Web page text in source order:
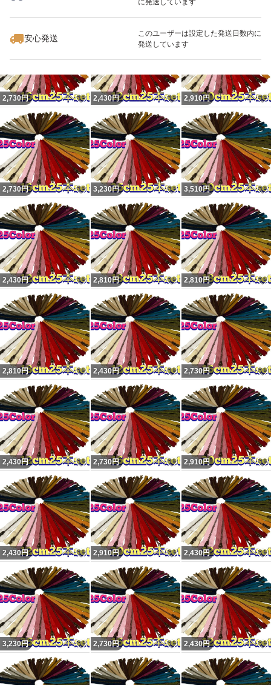
サンドベージュ(572)
ベージュ(573)
ライトグレー(576)
スモークグレー(860)
ブラック(580)
写真のカラーは撮影の状況、モニターの環境等で実際の色
と異なる場合があります。
その他の商品と同梱の場合は−50円とさせていただきま
す。
新品未使用ですが素人保管ですので軽微なシワやキズがあ
る場合がございます。
予めご了承ください。
発送はクリックポストです。
匿名配送をご希望の方は＋30円で承りますのでコメント
ください。
#Sewingハンドメイド
#玉付きファスナー
#金属ファスナー
に発送しています
安心発送
このユーザーは設定した発送日数内に
発送しています
いいね！
3,510
2,730円 いいね！
2,430円 いいね！
2,910円
2,730円 いいね！
3,230円 いいね！
3,510円
2,430円 いいね！
2,810円 いいね！
2,810円
2,810円 いいね！
2,430円 いいね！
2,730円
2,430円 いいね！
2,730円 いいね！
2,910円
2,430円 いいね！
2,910円 いいね！
2,430円
3,230円 いいね！
2,730円 いいね！
2,430円